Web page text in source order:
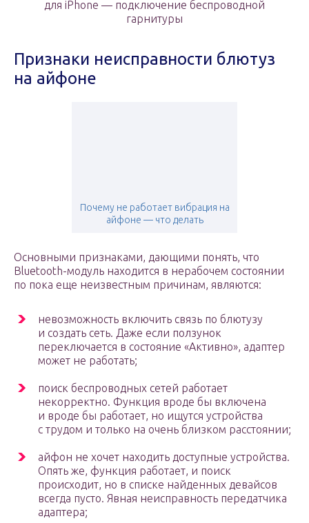
для iPhone — подключение беспроводной
гарнитуры
Признаки неисправности блютуз
на айфоне
Почему не работает вибрация на
айфоне — что делать
Основными признаками, дающими понять, что
Bluetooth-модуль находится в нерабочем состоянии
по пока еще неизвестным причинам, являются:
невозможность включить связь по блютузу
и создать сеть. Даже если ползунок
переключается в состояние «Активно», адаптер
может не работать;
поиск беспроводных сетей работает
некорректно. Функция вроде бы включена
и вроде бы работает, но ищутся устройства
с трудом и только на очень близком расстоянии;
айфон не хочет находить доступные устройства.
Опять же, функция работает, и поиск
происходит, но в списке найденных девайсов
всегда пусто. Явная неисправность передатчика
адаптера;